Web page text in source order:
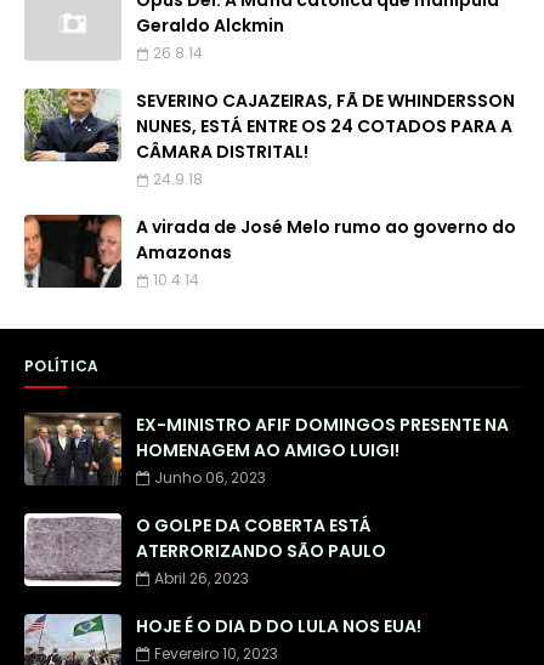
Geraldo Alckmin
26.8.14
SEVERINO CAJAZEIRAS, FÃ DE WHINDERSSON
NUNES, ESTÁ ENTRE OS 24 COTADOS PARA A
CÂMARA DISTRITAL!
24.9.18
A virada de José Melo rumo ao governo do
Amazonas
10.4.14
POLÍTICA
EX-MINISTRO AFIF DOMINGOS PRESENTE NA
HOMENAGEM AO AMIGO LUIGI!
Junho 06, 2023
O GOLPE DA COBERTA ESTÁ
ATERRORIZANDO SÃO PAULO
Abril 26, 2023
HOJE É O DIA D DO LULA NOS EUA!
Fevereiro 10, 2023